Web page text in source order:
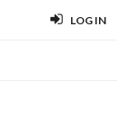
LOG IN